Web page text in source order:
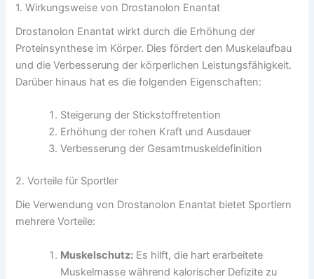
1. Wirkungsweise von Drostanolon Enantat
Drostanolon Enantat wirkt durch die Erhöhung der
Proteinsynthese im Körper. Dies fördert den Muskelaufbau
und die Verbesserung der körperlichen Leistungsfähigkeit.
Darüber hinaus hat es die folgenden Eigenschaften:
Steigerung der Stickstoffretention
Erhöhung der rohen Kraft und Ausdauer
Verbesserung der Gesamtmuskeldefinition
2. Vorteile für Sportler
Die Verwendung von Drostanolon Enantat bietet Sportlern
mehrere Vorteile:
Muskelschutz: Es hilft, die hart erarbeitete
Muskelmasse während kalorischer Defizite zu